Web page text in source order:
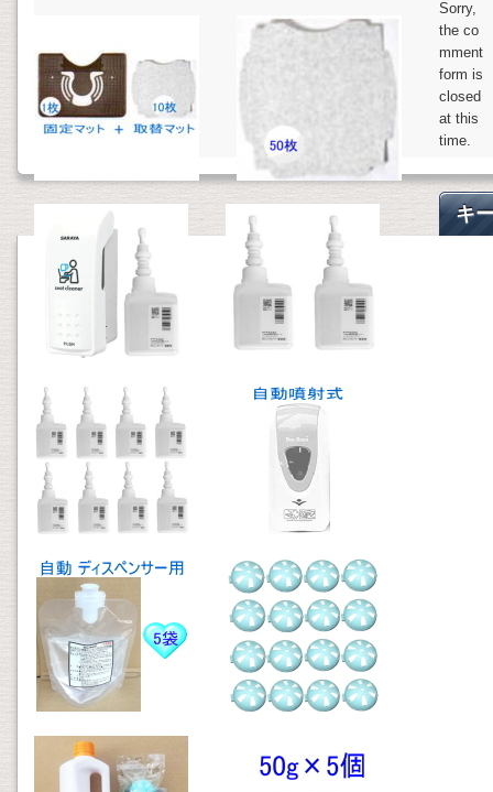
Sorry,
the co
mment
form is
closed
at this
time.
キ